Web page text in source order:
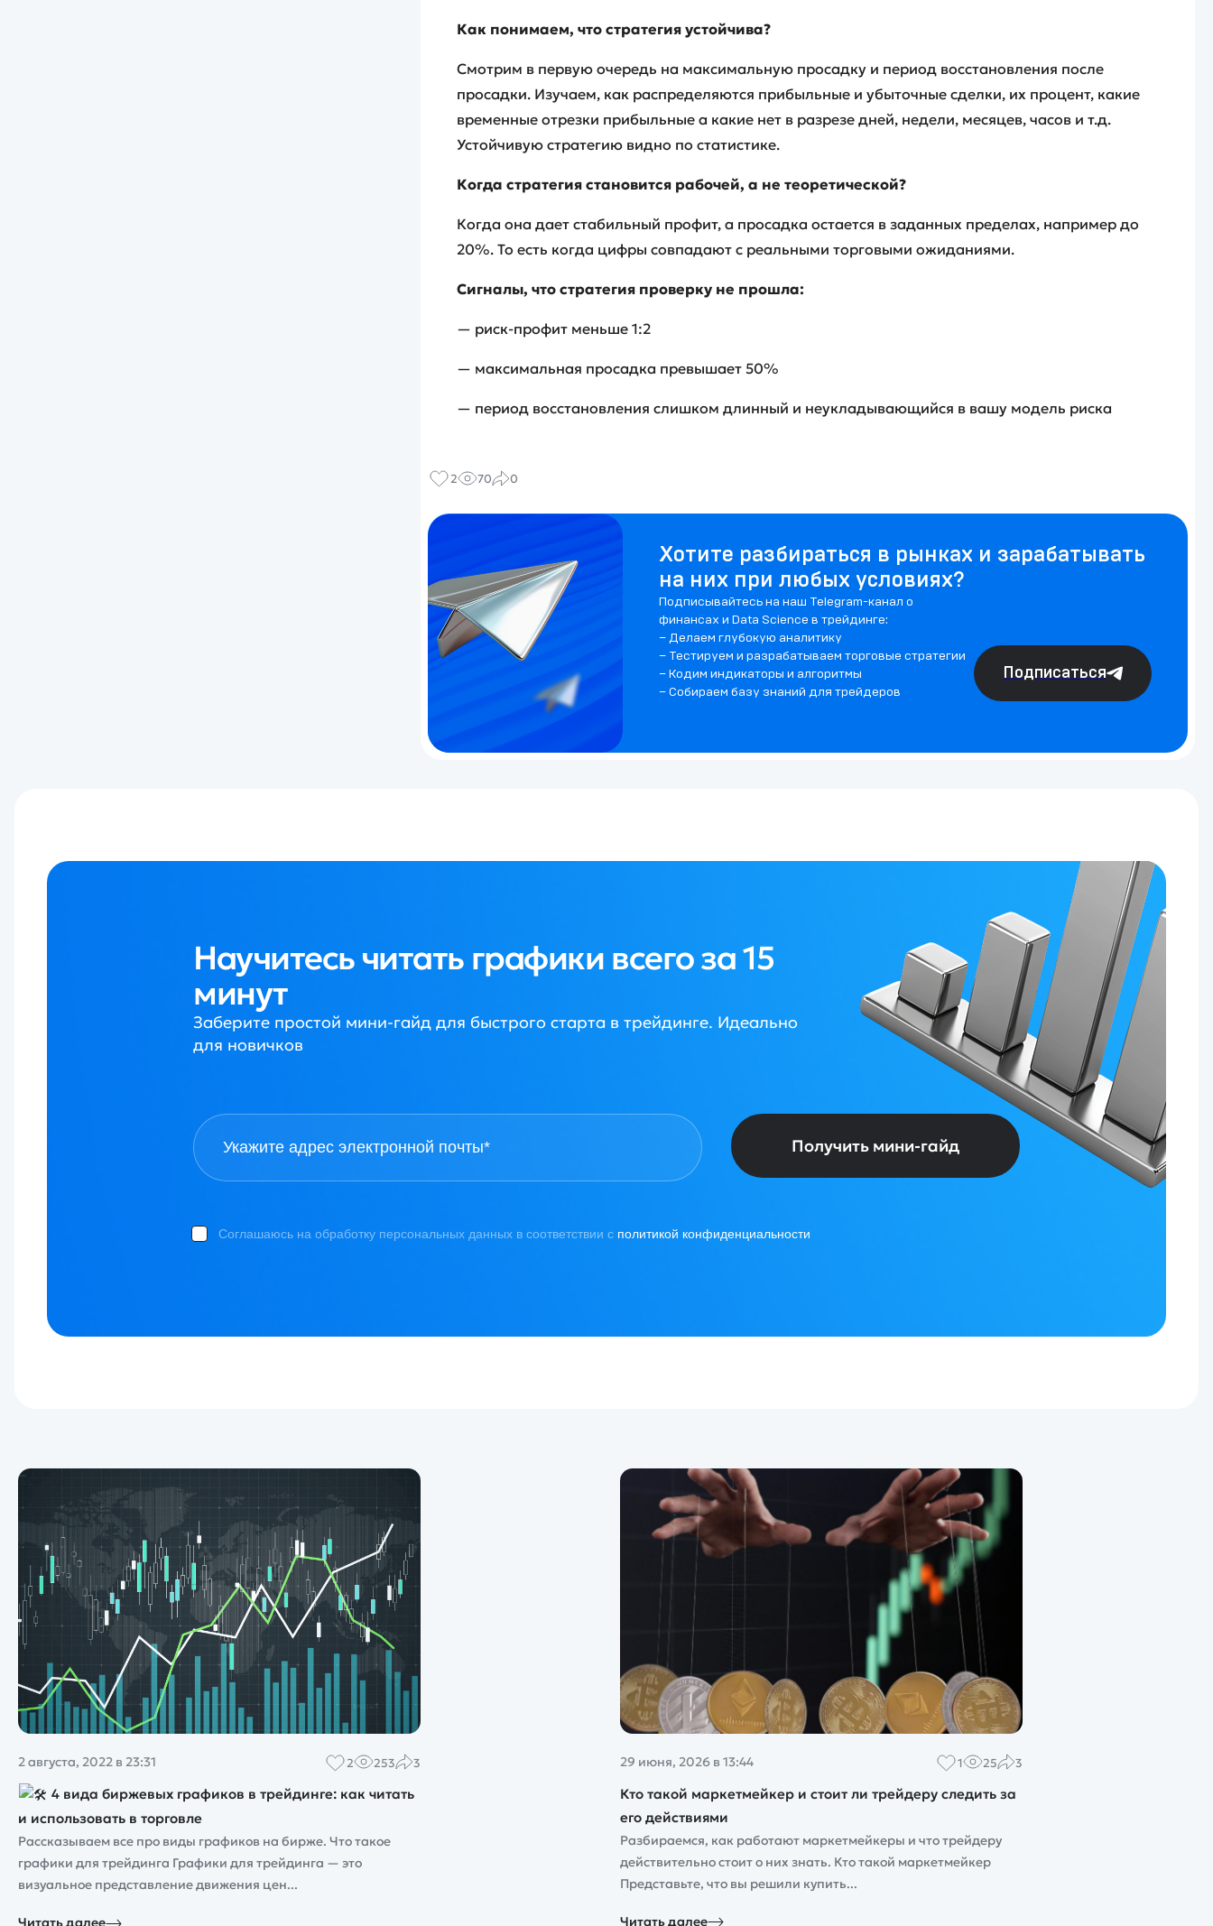
Как понимаем, что стратегия устойчива?
Смотрим в первую очередь на максимальную просадку и период восстановления после
просадки. Изучаем, как распределяются прибыльные и убыточные сделки, их процент, какие
временные отрезки прибыльные а какие нет в разрезе дней, недели, месяцев, часов и т.д.
Устойчивую стратегию видно по статистике.
Когда стратегия становится рабочей, а не теоретической?
Когда она дает стабильный профит, а просадка остается в заданных пределах, например до
20%. То есть когда цифры совпадают с реальными торговыми ожиданиями.
Сигналы, что стратегия проверку не прошла:
— риск-профит меньше 1:2
— максимальная просадка превышает 50%
— период восстановления слишком длинный и неукладывающийся в вашу модель риска
2 70 0
Хотите разбираться в рынках и зарабатывать
на них при любых условиях?
Подписывайтесь на наш Telegram-канал о
финансах и Data Science в трейдинге:
– Делаем глубокую аналитику
– Тестируем и разрабатываем торговые стратегии
– Кодим индикаторы и алгоритмы
– Собираем базу знаний для трейдеров
Подписаться
Научитесь читать графики всего за 15
минут
Заберите простой мини-гайд для быстрого старта в трейдинге. Идеально
для новичков
Получить мини-гайд
Соглашаюсь на обработку персональных данных в соответствии с политикой конфиденциальности
2 августа, 2022 в 23:31 2 253 3
4 вида биржевых графиков в трейдинге: как читать
и использовать в торговле
Рассказываем все про виды графиков на бирже. Что такое
графики для трейдинга Графики для трейдинга — это
визуальное представление движения цен...
Читать далее
29 июня, 2026 в 13:44 1 25 3
Кто такой маркетмейкер и стоит ли трейдеру следить за
его действиями
Разбираемся, как работают маркетмейкеры и что трейдеру
действительно стоит о них знать. Кто такой маркетмейкер
Представьте, что вы решили купить...
Читать далее